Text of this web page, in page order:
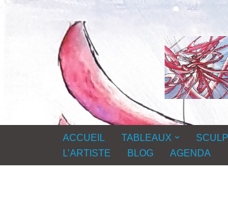
ACCUEIL TABLEAUX
L’ARTISTE
BLOG AGENDA